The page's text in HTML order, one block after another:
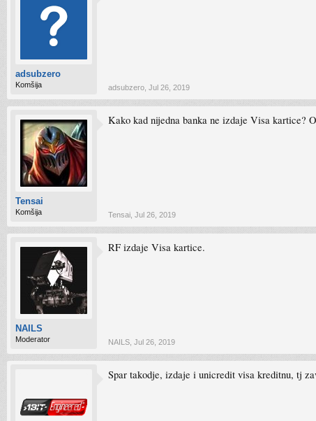
adsubzero
Komšija adsubzero Jul 26, 2019
Tensai
Komšija
Kako kad nijedna banka ne izdaje Visa kartice?
Tensai Jul 26, 2019
NAILS
Moderator
RF izdaje Visa kartice.
NAILS Jul 26, 2019
Spar takodje, izdaje i unicredit visa kreditnu, tj